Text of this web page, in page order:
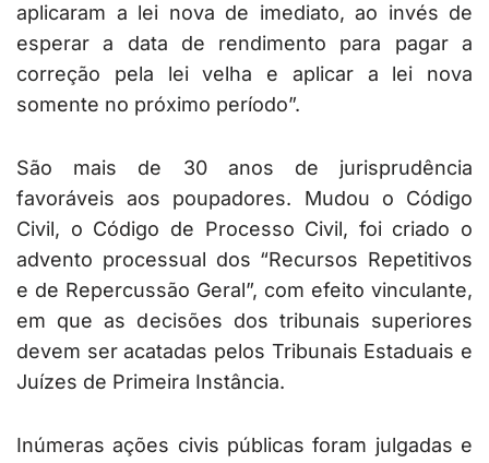
aplicaram a lei nova de imediato, ao invés de
esperar a data de rendimento para pagar a
correção pela lei velha e aplicar a lei nova
somente no próximo período”.
São mais de 30 anos de jurisprudência
favoráveis aos poupadores. Mudou o Código
Civil, o Código de Processo Civil, foi criado o
advento processual dos “Recursos Repetitivos
e de Repercussão Geral”, com efeito vinculante,
em que as decisões dos tribunais superiores
devem ser acatadas pelos Tribunais Estaduais e
Juízes de Primeira Instância.
Inúmeras ações civis públicas foram julgadas e